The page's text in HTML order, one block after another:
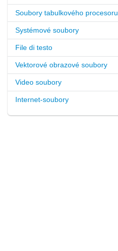
Soubory tabulkového procesoru
Systémové soubory
File di testo
Vektorové obrazové soubory
Video soubory
Internet-soubory